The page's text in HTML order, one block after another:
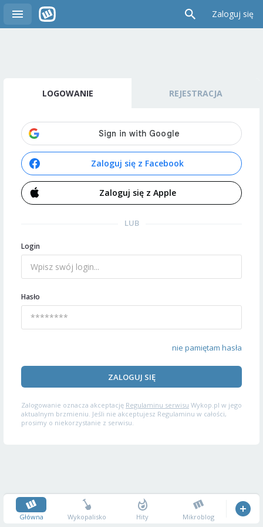
Zaloguj się
LOGOWANIE REJESTRACJA
Zaloguj się z Facebook
Zaloguj się z Apple
LUB
Login
Hasło
nie pamiętam hasła
ZALOGUJ SIĘ
Zalogowanie oznacza akceptację Regulaminu serwisu Wykop.pl w jego
aktualnym brzmieniu. Jeśli nie akceptujesz Regulaminu w całości,
prosimy o niekorzystanie z serwisu.
Główna Wykopalisko Hity Mikroblog